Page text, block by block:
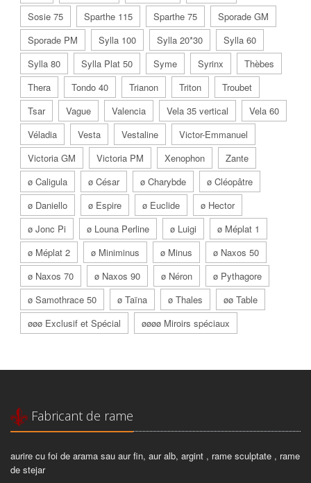
Sosie 75
Sparthe 115 Sparthe 75
Sporade GM
Sporade PM
Sylla 100 Sylla 20*30
Sylla 60
Sylla 80
Sylla Plat 50 Syme Syrinx
Thèbes
Thera
Tondo 40 Trianon Triton
Troubet
Tsar
Vague Valencia Vela 35 vertical
Vela 60
Véladia
Vesta Vestaline
Victor-Emmanuel
Victoria GM
Victoria PM Xenophon
Zante
ø Caligula
ø César ø Charybde
ø Cléopâtre
ø Daniello
ø Espire ø Euclide
ø Hector
ø Jonc Pi
ø Louna Perline ø Luigi
ø Méplat 1
ø Méplat 2
ø Miniminus ø Minus
ø Naxos 50
ø Naxos 70
ø Naxos 90 ø Néron
ø Pythagore
ø Samothrace 50
ø Taïna ø Thales
øø Table
øøø Exclusif et Spécial
øøøø Miroirs spéciaux
Fabricant de rame
aurire cu foi de arama sau aur fin, aur alb, argint , rame sculptate , rame
de stejar